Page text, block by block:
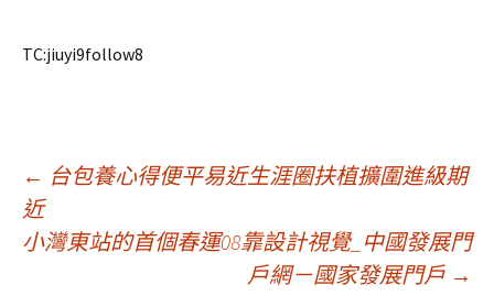
TC:jiuyi9follow8
文
章
← 台包養心得便平易近生涯圈扶植擴圍進級期
近
小灣東站的首個春運08靠設計視覺_中國發展門
戶網－國家發展門戶 →